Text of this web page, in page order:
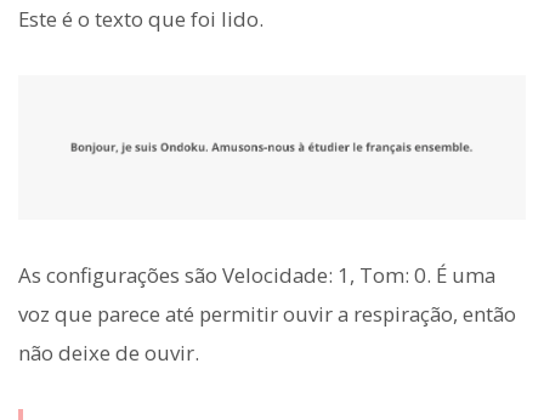
Este é o texto que foi lido.
As configurações são Velocidade: 1, Tom: 0. É uma
voz que parece até permitir ouvir a respiração, então
não deixe de ouvir.